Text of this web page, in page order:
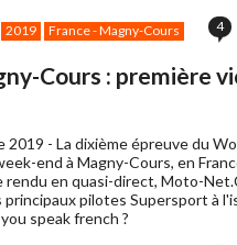
2019 France - Magny-Cours 4
Cours : première
2019 - La dixième épreuve du
end à Magny-Cours, en
en quasi-direct, Moto-
pilotes Supersport à
speak french ?